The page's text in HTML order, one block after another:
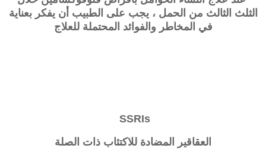
الثلث الثالث من الحمل ، يجب على الطبيب أن يفكر بعناية
في المخاطر والفوائد المحتملة للعلاج
SSRIs
العقاقير المضادة للاكتئاب ذات الصلة